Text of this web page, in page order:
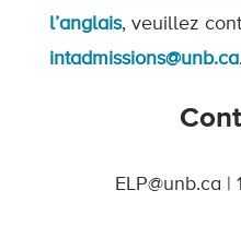
l’anglais, veuillez
intadmissions@unb.ca.
ELP@unb.ca